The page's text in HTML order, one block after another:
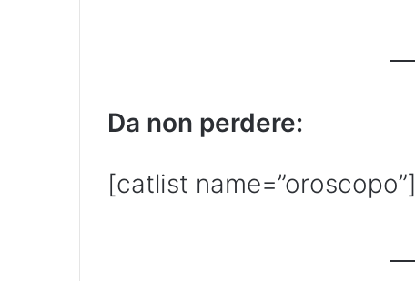
Da non perdere:
[catlist name=”oroscopo”]